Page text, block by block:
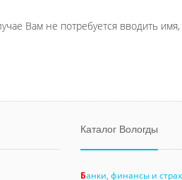
Вам не потребуется вводить
Каталог Вологды
Банки, финансы и